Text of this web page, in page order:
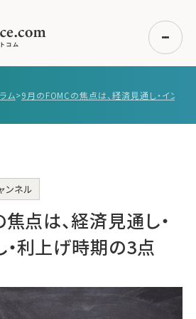
一覧
ログイン
ム>
ンネル
点は、経済見通し・
・利上げ時期の3点